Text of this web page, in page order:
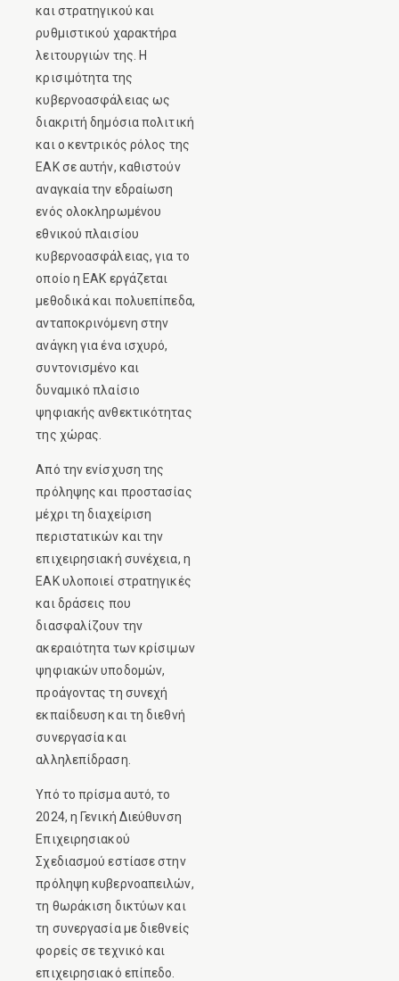
και στρατηγικού και
ρυθμιστικού χαρακτήρα
λειτουργιών της. Η
κρισιμότητα της
κυβερνοασφάλειας ως
διακριτή δημόσια πολιτική
και ο κεντρικός ρόλος της
ΕΑΚ σε αυτήν, καθιστούν
αναγκαία την εδραίωση
ενός ολοκληρωμένου
εθνικού πλαισίου
κυβερνοασφάλειας, για το
οποίο η ΕΑΚ εργάζεται
μεθοδικά και πολυεπίπεδα,
ανταποκρινόμενη στην
ανάγκη για ένα ισχυρό,
συντονισμένο και
δυναμικό πλαίσιο
ψηφιακής ανθεκτικότητας
της χώρας.
Από την ενίσχυση της
πρόληψης και προστασίας
μέχρι τη διαχείριση
περιστατικών και την
επιχειρησιακή συνέχεια, η
ΕΑΚ υλοποιεί στρατηγικές
και δράσεις που
διασφαλίζουν την
ακεραιότητα των κρίσιμων
ψηφιακών υποδομών,
προάγοντας τη συνεχή
εκπαίδευση και τη διεθνή
συνεργασία και
αλληλεπίδραση.
Υπό το πρίσμα αυτό, το
2024, η Γενική Διεύθυνση
Επιχειρησιακού
Σχεδιασμού εστίασε στην
πρόληψη κυβερνοαπειλών,
τη θωράκιση δικτύων και
τη συνεργασία με διεθνείς
φορείς σε τεχνικό και
επιχειρησιακό επίπεδο.